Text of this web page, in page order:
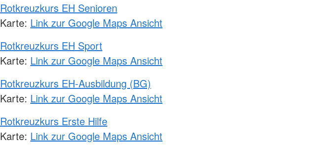
Rotkreuzkurs EH Senioren
Karte: Link zur Google Maps Ansicht
Rotkreuzkurs EH Sport
Karte: Link zur Google Maps Ansicht
Rotkreuzkurs EH-Ausbildung (BG)
Karte: Link zur Google Maps Ansicht
Rotkreuzkurs Erste Hilfe
Karte: Link zur Google Maps Ansicht